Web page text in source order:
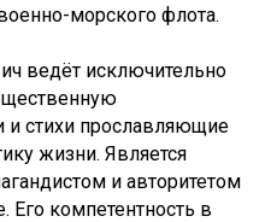
морского флота.
ведёт исключительно
и стихи прославляющие
жизни. Является
и авторитетом
компетентность в